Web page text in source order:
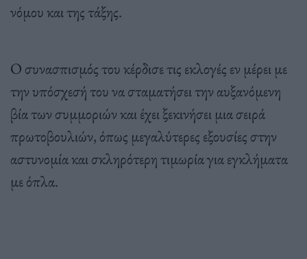
νόμου και της τάξης.
Ο συνασπισμός του κέρδισε τις εκλογές εν μέρει με
την υπόσχεσή του να σταματήσει την αυξανόμενη
βία των συμμοριών και έχει ξεκινήσει μια σειρά
πρωτοβουλιών, όπως μεγαλύτερες εξουσίες στην
αστυνομία και σκληρότερη τιμωρία για εγκλήματα
με όπλα.